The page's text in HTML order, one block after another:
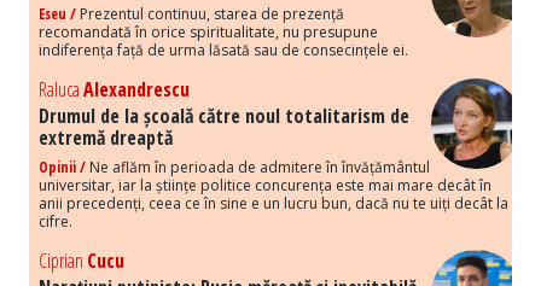
Eseu / Prezentul continuu, starea de prezență
recomandată în orice spiritualitate, nu presupune
indiferența față de urma lăsată sau de consecințele ei.
RalucaAlexandrescu
Drumul de la școală către noul totalitarism de
extremă dreaptă
Opinii / Ne aflăm în perioada de admitere în învățământul
universitar, iar la științe politice concurența este mai mare decât în
anii precedenți, ceea ce în sine e un lucru bun, dacă nu te uiți decât la
cifre.
Ciprian Cucu